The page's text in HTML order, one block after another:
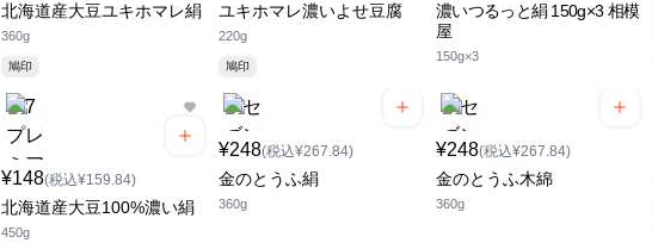
北海道産大豆ユキホマレ絹
360g
鳩印
ユキホマレ濃いよせ豆腐
220g
鳩印
濃いつるっと絹 150g×3 相模
屋
150g×3
¥148(税込¥159.84)
北海道産大豆100%濃い絹
450g
¥248(税込¥267.84)
金のとうふ絹
360g
¥248(税込¥267.84)
金のとうふ木綿
360g